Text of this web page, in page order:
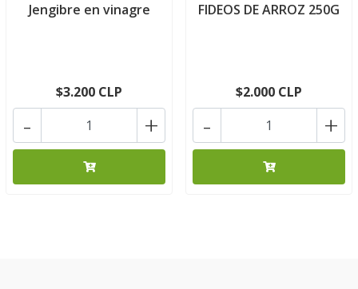
Jengibre en vinagre
$3.200 CLP
+
-
FIDEOS DE ARROZ 250G
$2.000 CLP
+
-